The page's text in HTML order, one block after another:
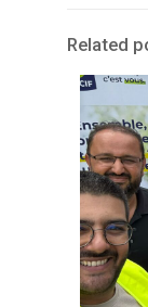
Related